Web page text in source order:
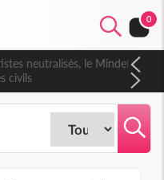
0
neutralisés, le Mindef
civils